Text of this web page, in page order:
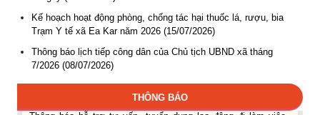
Kế hoạch hoạt động phòng, chống tác hại thuốc lá, rượu, bia
Trạm Y tế xã Ea Kar năm 2026 (15/07/2026)
Thông báo lịch tiếp công dân của Chủ tịch UBND xã tháng
7/2026 (08/07/2026)
THÔNG BÁO
(07-08-2026)
Thông báo các khóa đào tạo năm học 2026-2027
Thông báo hỗ trợ tư vấn, tuyển dụng lao động đi làm việc